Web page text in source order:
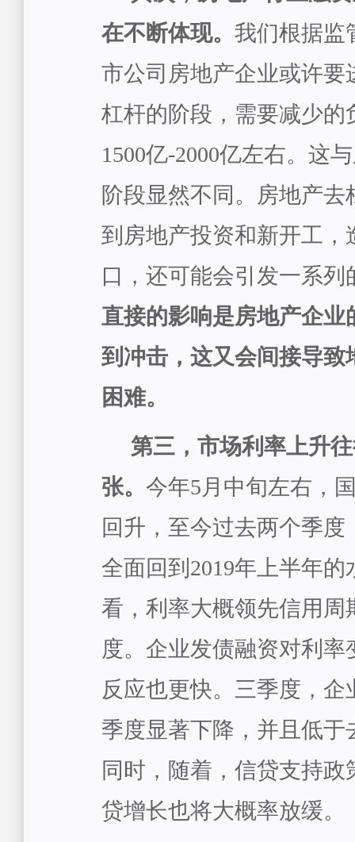
在不断体现。 我们根据监
市公司房地产企业或许要
杠杆的阶段，需要减少的
1500亿-2000亿左右。这
阶段显然不同。房地产去
到房地产投资和新开工，
口，还可能会引发一系列
直接的影响是房地产企业
到冲击，这又会间接导致
困难。
第三，市场利率上升
张。 今年5月中旬左右，
回升，至今过去两个季度
全面回到2019年上半年
看，利率大概领先信用周
度。企业发债融资对利率
反应也更快。三季度，企
季度显著下降，并且低于
同时，随着，信贷支持政
贷增长也将大概率放缓。